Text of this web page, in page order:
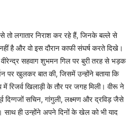
लगातार निराश कर रहे हैं, जिनके बल्ले से
है और वो इस दौरान काफी संघर्ष करते दिखे।
वीरेन्द्र सहवाग शुभमन गिल पर बुरी तरह से भड़क
पर खुलकर बात की, जिसमें उन्होंने बताया कि
रिजर्व खिलाड़ी के तौर पर जगह मिली। वीरू ने
दिग्गजों सचिन, गांगुली, लक्ष्मण और द्रविड़ जैसे
साथ ही उन्होंने अपने दिनों के खेल को भी याद